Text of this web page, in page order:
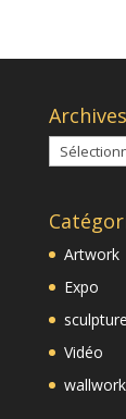
Archives
Archives
Artwork
Expo
sculpture
Vidéo